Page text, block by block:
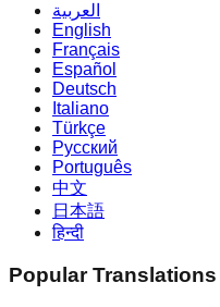
العربية
English
Français
Español
Deutsch
Italiano
Türkçe
Русский
Português
中文
日本語
हिन्दी
Popular Translations